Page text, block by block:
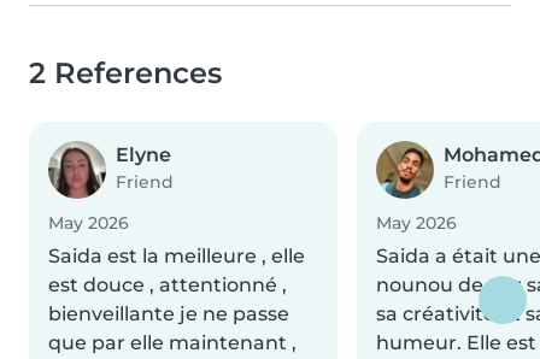
2 References
Elyne
Friend
May 2026
Saida est la meilleure , elle
est douce , attentionné ,
bienveillante je ne passe
que par elle maintenant ,
Friend
May 2026
Saida a était
nounou de par
sa créativité et
humeur. Elle